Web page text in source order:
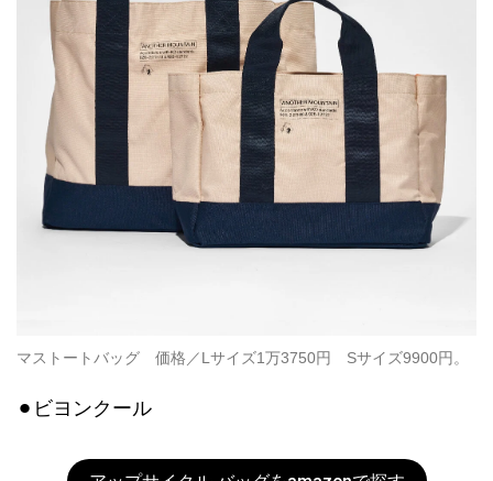
マストートバッグ 価格／Lサイズ1万3750円 Sサイズ9900円。
⚫︎ビヨンクール